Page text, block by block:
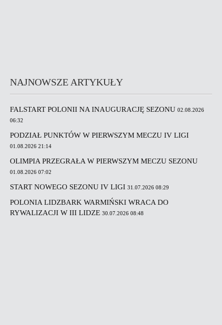
NAJNOWSZE ARTYKUŁY
FALSTART POLONII NA INAUGURACJĘ SEZONU 02.08.2026
06:32
PODZIAŁ PUNKTÓW W PIERWSZYM MECZU IV LIGI
01.08.2026 21:14
OLIMPIA PRZEGRAŁA W PIERWSZYM MECZU SEZONU
01.08.2026 07:02
START NOWEGO SEZONU IV LIGI 31.07.2026 08:29
POLONIA LIDZBARK WARMIŃSKI WRACA DO
RYWALIZACJI W III LIDZE 30.07.2026 08:48